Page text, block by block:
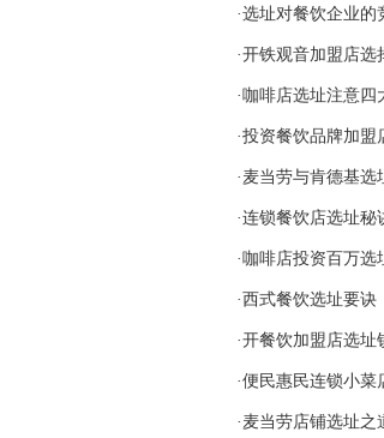
·选址对餐饮企业
·开铁观音加盟店选
·咖啡店选址注意四
·投资餐饮品牌加盟
·麦当劳与肯德基选
·连锁餐饮店选址秘
·咖啡店投资百万选
·西式餐饮选址要诀
·开餐饮加盟店选址
·便民惠民连锁小菜
·麦当劳店铺选址之